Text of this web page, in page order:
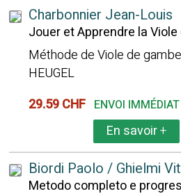
Charbonnier Jean-Louis
Jouer et Apprendre la
Méthode de Viole de
HEUGEL
29.59 CHF ENVOI IMMÉDIAT
En savoir+
Biordi Paolo / Ghielmi
Metodo completo e